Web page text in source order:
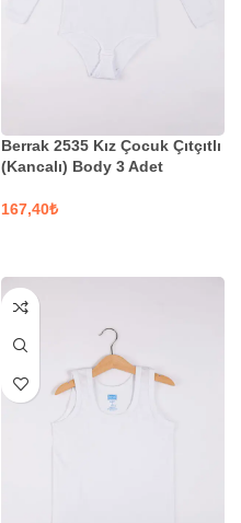
Berrak 2535 Kız Çocuk Çıtçıtlı
(Kancalı) Body 3 Adet
₺